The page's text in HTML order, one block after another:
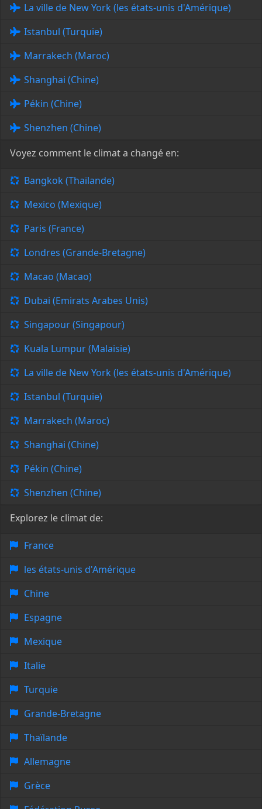
La ville de New York (les états-unis d'Amérique)
Istanbul (Turquie)
Marrakech (Maroc)
Shanghai (Chine)
Pékin (Chine)
Shenzhen (Chine)
Voyez comment le climat a changé en:
Bangkok (Thaïlande)
Mexico (Mexique)
Paris (France)
Londres (Grande-Bretagne)
Macao (Macao)
Dubai (Emirats Arabes Unis)
Singapour (Singapour)
Kuala Lumpur (Malaisie)
La ville de New York (les états-unis d'Amérique)
Istanbul (Turquie)
Marrakech (Maroc)
Shanghai (Chine)
Pékin (Chine)
Shenzhen (Chine)
Explorez le climat de:
France
les états-unis d'Amérique
Chine
Espagne
Mexique
Italie
Turquie
Grande-Bretagne
Thaïlande
Allemagne
Grèce